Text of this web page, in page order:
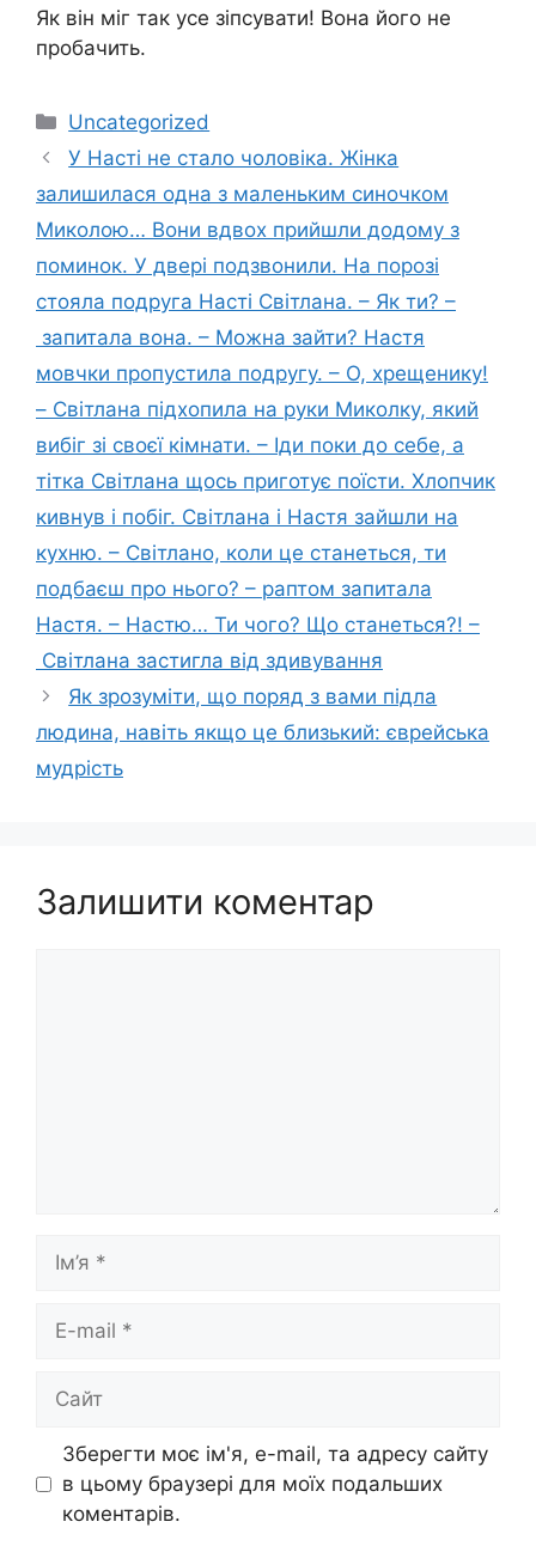
Як він міг так усе зіпсувати! Вона його не
пробачить.
Категорії
Uncategorized
У Насті не стало чоловіка. Жінка
залишилася одна з маленьким синочком
Миколою… Вони вдвох прийшли додому з
поминок. У двері подзвонили. На порозі
стояла подруга Насті Світлана. – Як ти? –
запитала вона. – Можна зайти? Настя
мовчки пропустила подругу. – О, хрещенику!
– Світлана підхопила на руки Миколку, який
вибіг зі своєї кімнати. – Іди поки до себе, а
тітка Світлана щось приготує поїсти. Хлопчик
кивнув і побіг. Світлана і Настя зайшли на
кухню. – Світлано, коли це станеться, ти
подбаєш про нього? – раптом запитала
Настя. – Настю… Ти чого? Що станеться?! –
Світлана застигла від здивування
Як зрозуміти, що поряд з вами підла
людина, навіть якщо це близький: єврейська
мудрість
Залишити коментар
Ім’я
Сайт
Зберегти моє ім'я, e-mail, та адресу сайту
в цьому браузері для моїх подальших
коментарів.